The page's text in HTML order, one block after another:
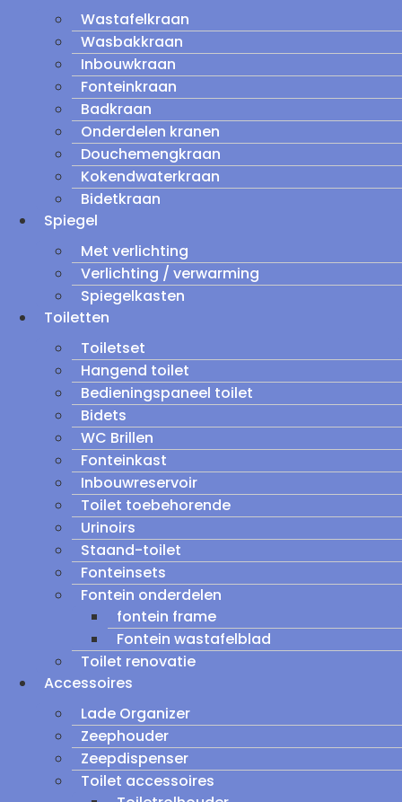
Wastafelkraan
Wasbakkraan
Inbouwkraan
Fonteinkraan
Badkraan
Onderdelen kranen
Douchemengkraan
Kokendwaterkraan
Bidetkraan
Spiegel
Met verlichting
Verlichting / verwarming
Spiegelkasten
Toiletten
Toiletset
Hangend toilet
Bedieningspaneel toilet
Bidets
WC Brillen
Fonteinkast
Inbouwreservoir
Toilet toebehorende
Urinoirs
Staand-toilet
Fonteinsets
Fontein onderdelen
fontein frame
Fontein wastafelblad
Toilet renovatie
Accessoires
Lade Organizer
Zeephouder
Zeepdispenser
Toilet accessoires